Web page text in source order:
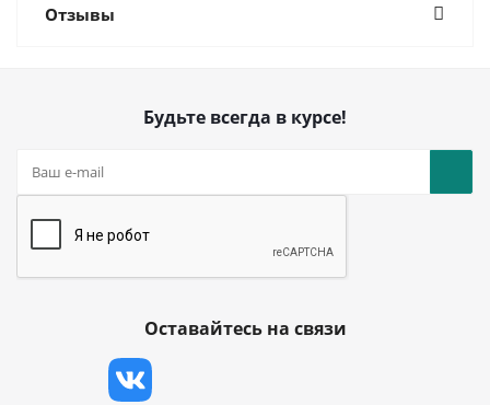
Отзывы
Будьте всегда в курсе!
Оставайтесь на связи